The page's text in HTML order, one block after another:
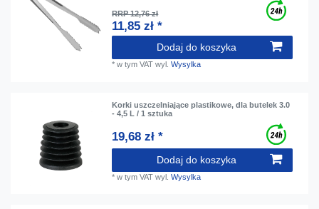
RRP 12,76 zł
11,85 zł *
Dodaj do koszyka
*w tym VAT wyl.Wysylka
Korki uszczelniające plastikowe, dla butelek 3.0
- 4,5 L / 1 sztuka
19,68 zł *
Dodaj do koszyka
*w tym VAT wyl.Wysylka